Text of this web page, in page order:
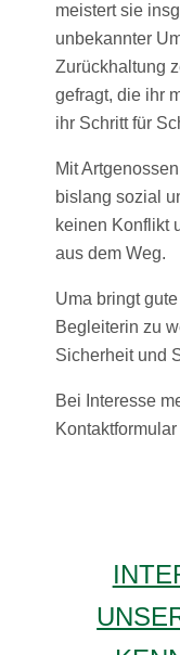
meistert sie
unbekannter
Zurückhaltung
gefragt, die ihr
ihr Schritt für
Mit
bislang sozial
keinen Konflikt
aus dem Weg.
Uma bringt
Begleiterin zu
Sicherheit und
Bei Interesse